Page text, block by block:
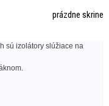
prázdne skrine
sú izolátory slúžiace na